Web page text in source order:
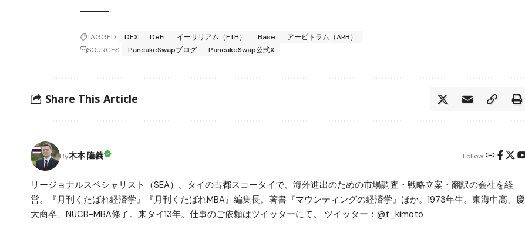
TAGGED: DEX DeFi イーサリアム（ETH） Base
アービトラム（ARB）
SOURCES:
PancakeSwapブログ PancakeSwap公式X
Share This Article
By木本 隆義 Follow:
リージョナルスペシャリスト（SEA）。タイの古都スコータイで、海外進出のための市場調査・戦略立案・翻訳の会社を経
営。『月刊くたばれ経済学』『月刊くたばれMBA』編集長。著書『マウンティングの経済学』ほか。1973年生。東海中高、慶
大商卒、NUCB-MBA修了。来タイ13年。仕事のご依頼はツイッターにて。 ツイッター：@t_kimoto